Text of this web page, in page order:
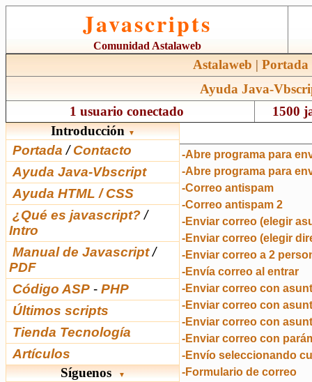
Javascripts
Comunidad Astalaweb
Astalaweb | Portada
Ayuda Java-
1 usuario conectado
1500
Introducción ▼
Portada /Contacto
Ayuda Java-Vbscript
Ayuda HTML / CSS
¿Qué es javascript?/
Intro
Manual de Javascript/
PDF
Código ASP - PHP
Últimos scripts
Tienda Tecnología
Artículos
Síguenos ▼
-Abre programa para
-Abre programa para
-Correo antispam
-Correo antispam 2
-Enviar correo (elegir
-Enviar correo (elegir
-Enviar correo a 2
-Envía correo al entrar
-Enviar correo con
-Enviar correo con
-Enviar correo con
-Enviar correo con
-Envío seleccionando
-Formulario de correo